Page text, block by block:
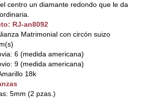
centro un diamante redondo que le da
RJ-an8092
Matrimonial con circón suizo
6 (medida americana)
9 (medida americana)
18k
5mm (2 pzas.)